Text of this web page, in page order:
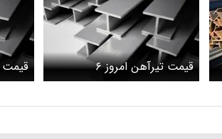
قیمت تیرآهن امروز ۶
اردیبهشت ۱۴۰۵ + جدول
اردیبهشت